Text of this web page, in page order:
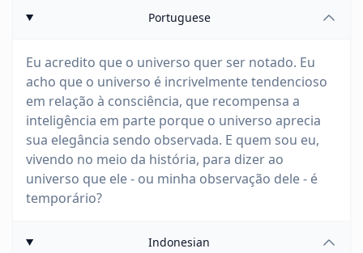
Portuguese
Eu acredito que o universo quer ser notado. Eu
acho que o universo é incrivelmente tendencioso
em relação à consciência, que recompensa a
inteligência em parte porque o universo aprecia
sua elegância sendo observada. E quem sou eu,
vivendo no meio da história, para dizer ao
universo que ele - ou minha observação dele - é
temporário?
Indonesian